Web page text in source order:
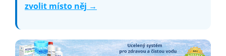
zvolit místo něj →